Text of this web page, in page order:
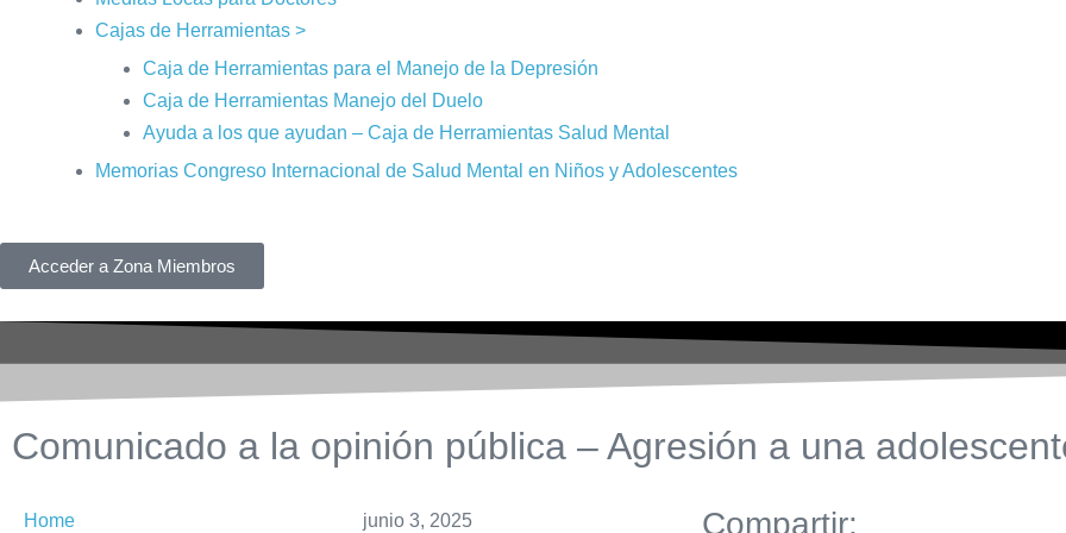
Cajas de Herramientas >
Caja de Herramientas para el Manejo de la Depresión
Caja de Herramientas Manejo del Duelo
Ayuda a los que ayudan – Caja de Herramientas Salud Mental
Memorias Congreso Internacional de Salud Mental en Niños y Adolescentes
Acceder a Zona Miembros
Comunicado a la opinión pública – Agresión a una
Home junio 3, 2025 Compartir: